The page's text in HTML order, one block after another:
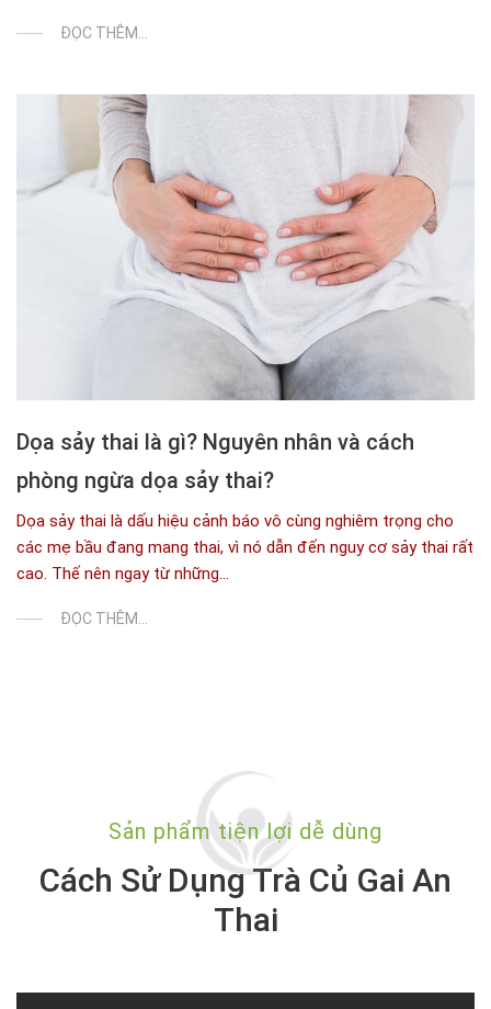
ĐỌC THÊM...
Dọa sảy thai là gì? Nguyên nhân và cách
phòng ngừa dọa sảy thai?
Dọa sảy thai là dấu hiệu cảnh báo vô cùng nghiêm trọng cho
các mẹ bầu đang mang thai, vì nó dẫn đến nguy cơ sảy thai rất
cao. Thế nên ngay từ những...
ĐỌC THÊM...
Sản phẩm tiện lợi dễ dùng
Cách Sử Dụng Trà Củ Gai An
Thai